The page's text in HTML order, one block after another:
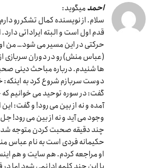
احمدمیگوید:
سلام. از نویسنده کمال تشکر رو
قدم اول است و البته ایراداتی
حرکتی در این مسیر می شود… من
(عباس منش) رو در دوران سربازی
ها شنیدم. درباره مباحث دینی
دوست سربازم شروع کرد به اینکه:
گفت: در سوره توحید می خوانیم که
آمده و نه از بین می رود! و گفت: این
وجود می آید و نه از بین می رود!
چند دقیقه صحبت کردن متوجه
حکیمانه فردی است به نام عباس
او مراجعه کردم. هم سایت و هم